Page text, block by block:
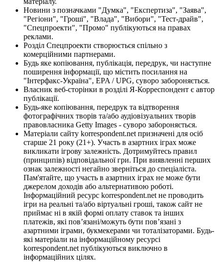
Новини з позначками "Думка", "Експертиза", "Заява",
"Регіони", "Гроші", "Влада", "Вибори", "Тест-драйв",
"Спецпроекти", "Промо" публікуються на правах
реклами.
Розділ Спецпроекти створюється спільно з
комерційними партнерами.
Будь яке копіювання, публікація, передрук, чи наступне
поширення інформації, що містить посилання на
"Інтерфакс-Україна", EPA / UPG, суворо забороняється.
Власник веб-сторінки в розділі Я-Корреспондент є автор
публікації.
Будь-яке копіювання, передрук та відтворення
фотографічних творів та/або аудіовізуальних творів
правовласника Getty Images - суворо забороняється.
Матеріали сайту korrespondent.net призначені для осіб
старше 21 року (21+). Участь в азартних іграх може
викликати ігрову залежність. Дотримуйтесь правил
(принципів) відповідальної гри. При виявленні перших
ознак залежності негайно зверніться до спеціаліста.
Пам'ятайте, що участь в азартних іграх не може бути
джерелом доходів або альтернативою роботі.
Інформаційний ресурс korrespondent.net не проводить
ігри на реальні та/або віртуальні гроші, також сайт не
приймає ні в якій формі оплату ставок та інших
платежів, які пов’язані/можуть бути пов’язані з
азартними іграми, букмекерами чи тоталізаторами. Будь-
які матеріали на інформаційному ресурсі
korrespondent.net публікуються виключно в
інформаційних цілях.